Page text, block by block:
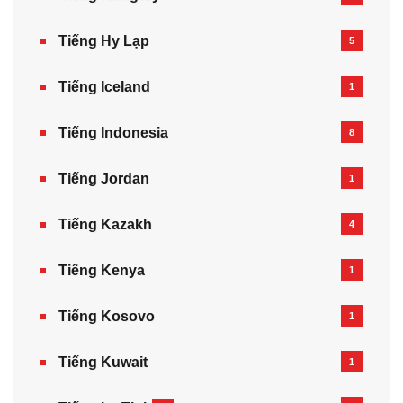
Tiếng Hy Lạp 5
Tiếng Iceland 1
Tiếng Indonesia 8
Tiếng Jordan 1
Tiếng Kazakh‎ 4
Tiếng Kenya 1
Tiếng Kosovo 1
Tiếng Kuwait 1